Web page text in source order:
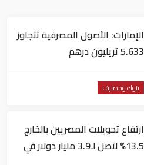
الإمارات: الأصول المصرفية تتجاوز
5.633 تريليون درهم
بنوك ومصارف
ارتفاع تحويلات المصريين بالخارج
13.5% لتصل لـ3.9 مليار دولار في